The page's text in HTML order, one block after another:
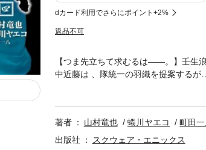
dカード利用でさらにポイント+2%
返品不可
【つま先立ちて求むるは――。】壬生
中近藤は 、隊統一の羽織を提案するが
立てる…。(C)2010 Tatsuya
著者 山村竜也 蜷川ヤエコ
町田一
出版社
スクウェア・エニックス